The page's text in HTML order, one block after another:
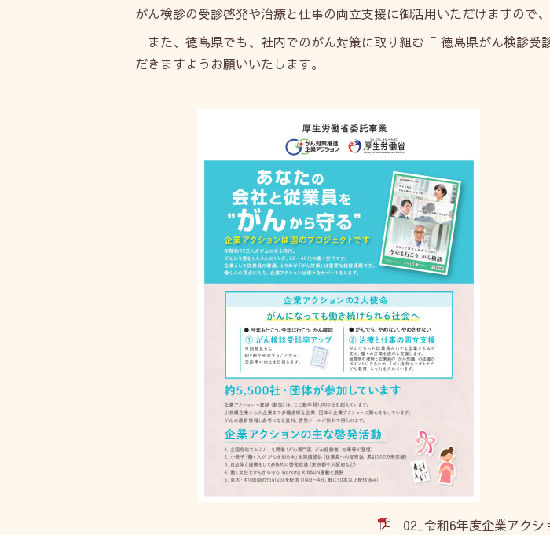
がん検診の受診啓発や治療と仕事の両立支援に御活用いただけますので
また、徳島県でも、社内でのがん対策に取り組む「 徳島県がん検診
だきますようお願いいたします。
02_令和6年度企業アク